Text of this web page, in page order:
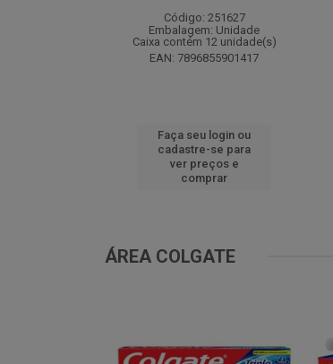
Código: 251627
Embalagem: Unidade
Caixa contém 12 unidade(s)
EAN: 7896855901417
Faça seu login ou
cadastre-se para
ver preços e
comprar
ÁREA COLGATE